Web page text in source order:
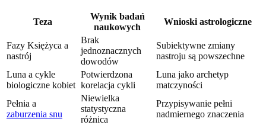
Teza
Wynik badań
naukowych
Wnioski astrologiczne
Fazy Księżyca a
nastrój
Brak
jednoznacznych
dowodów
Subiektywne zmiany
nastroju są powszechne
Luna a cykle
biologiczne kobiet
Potwierdzona
korelacja cykli
Luna jako archetyp
matczyności
Pełnia a
zaburzenia snu
Niewielka
statystyczna
różnica
Przypisywanie pełni
nadmiernego znaczenia